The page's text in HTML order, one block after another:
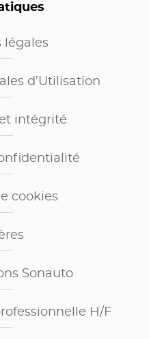
légales
d’Utilisation
intégrité
cookies
Sonauto
H/F